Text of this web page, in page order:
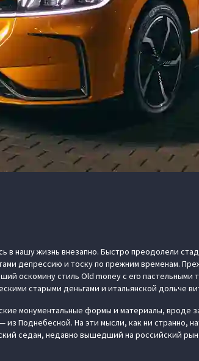
в нашу жизнь внезапно. Быстро преодолели
депрессию и тоску по прежним временам.
оскомину стиль Old money с его
старыми деньгами и итальянской дольче
монументальные формы и материалы, вроде
из Поднебесной. На эти мысли, как ни странно,
седан, недавно вышедший на российский